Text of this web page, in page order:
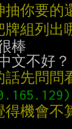
你要的
組列出
棒
先問問
機會不